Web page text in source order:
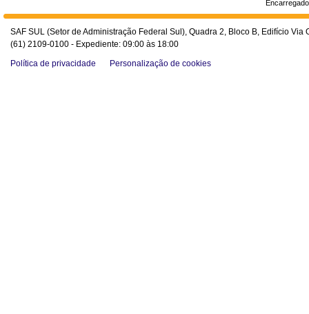
SAF SUL (Setor de Administração Federal Sul), Quadra 2, Bloco B, Edifício
(61) 2109-0100 - Expediente: 09:00 às 18:00
Política de privacidade
Personalização de cookies